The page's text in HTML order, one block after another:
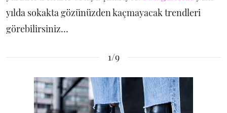
yılda sokakta gözünüzden kaçmayacak trendleri
görebilirsiniz…
1/9